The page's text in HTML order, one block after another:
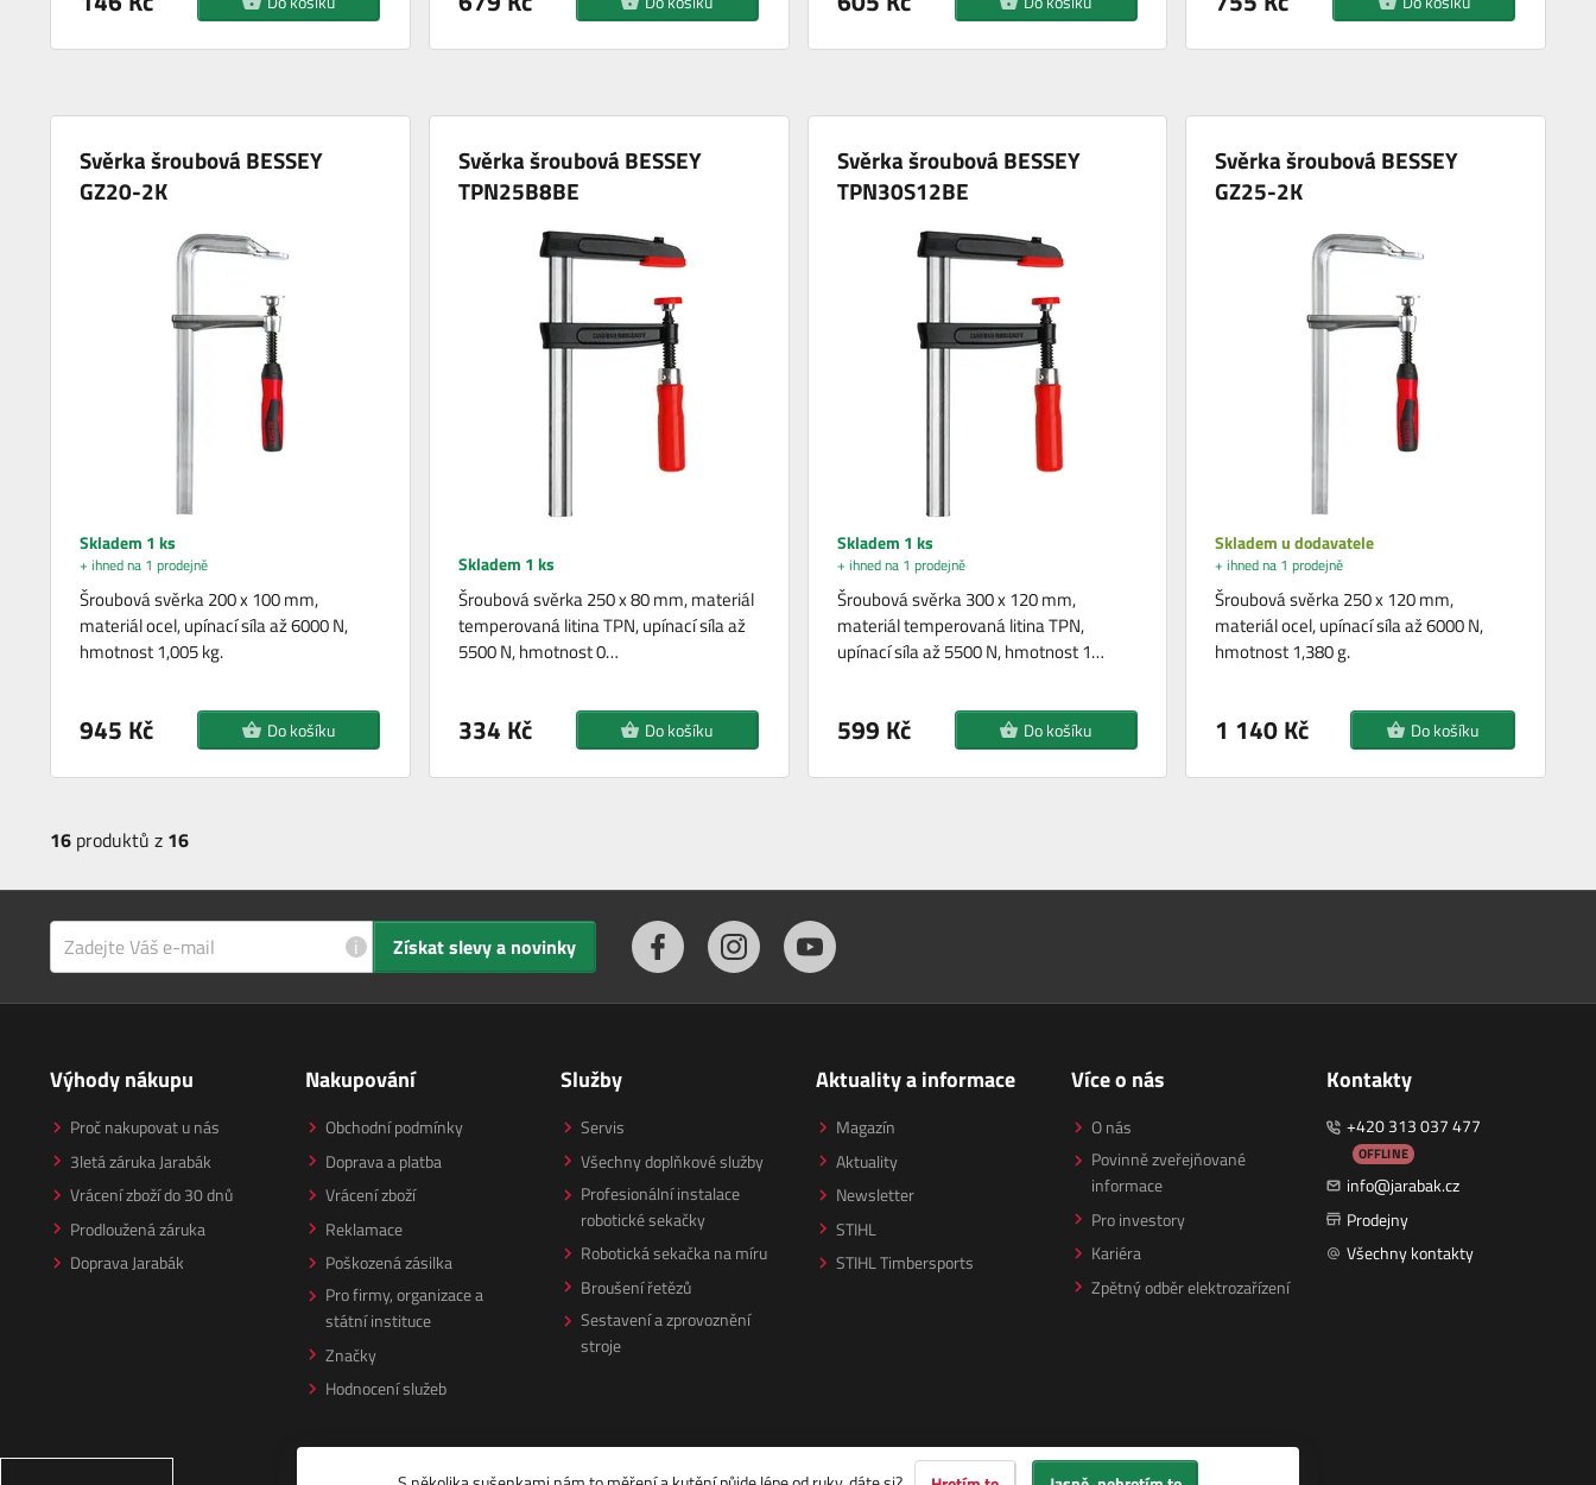
Svěrka šroubová BESSEY
GZ20-2K
Skladem 1 ks
+ ihned na 1 prodejně
Šroubová svěrka 200 x 100 mm,
materiál ocel, upínací síla až 6000 N,
hmotnost 1,005 kg.
945 Kč Do košíku
Svěrka šroubová BESSEY
TPN25B8BE
Skladem 1 ks
Šroubová svěrka 250 x 80 mm, materiál
temperovaná litina TPN, upínací síla až
5500 N, hmotnost 0…
334 Kč Do košíku
Svěrka šroubová BESSEY
TPN30S12BE
Skladem 1 ks
+ ihned na 1 prodejně
Šroubová svěrka 300 x 120 mm,
materiál temperovaná litina TPN,
upínací síla až 5500 N, hmotnost 1…
599 Kč Do košíku
Svěrka šroubová BESSEY
GZ25-2K
Skladem u dodavatele
+ ihned na 1 prodejně
Šroubová svěrka 250 x 120 mm,
materiál ocel, upínací síla až 6000 N,
hmotnost 1,380 g.
1 140 Kč Do košíku
16 produktů z 16
i Získat slevy a novinky
Výhody nákupu
Proč nakupovat u nás
3letá záruka Jarabák
Vrácení zboží do 30 dnů
Prodloužená záruka
Doprava Jarabák
Nakupování
Obchodní podmínky
Doprava a platba
Vrácení zboží
Reklamace
Poškozená zásilka
Pro firmy, organizace a
státní instituce
Značky
Hodnocení služeb
Služby
Servis
Všechny doplňkové služby
Profesionální instalace
robotické sekačky
Robotická sekačka na míru
Broušení řetězů
Sestavení a zprovoznění
stroje
Aktuality a informace
Magazín
Aktuality
Newsletter
STIHL
STIHL Timbersports
Více o nás
O nás
Povinně zveřejňované
informace
Pro investory
Kariéra
Zpětný odběr elektrozařízení
Kontakty
+420 313 037 477
OFFLINE
info@jarabak.cz
Prodejny
Všechny kontakty